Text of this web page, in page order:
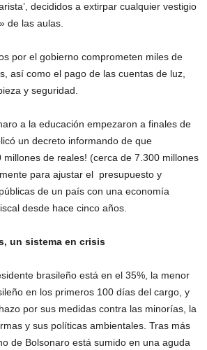
decididos a extirpar cualquier vestigio
de las aulas.
por el gobierno comprometen miles de
así como el pago de las cuentas de luz,
y seguridad.
a la educación empezaron a finales de
un decreto informando de que
millones de reales! (cerca de 7.300 millones
para ajustar el presupuesto y
de un país con una economía
desde hace cinco años.
un sistema en crisis
brasileño está en el 35%, la menor
en los primeros 100 días del cargo, y
por sus medidas contra las minorías, la
y sus políticas ambientales. Tras más
de Bolsonaro está sumido en una aguda